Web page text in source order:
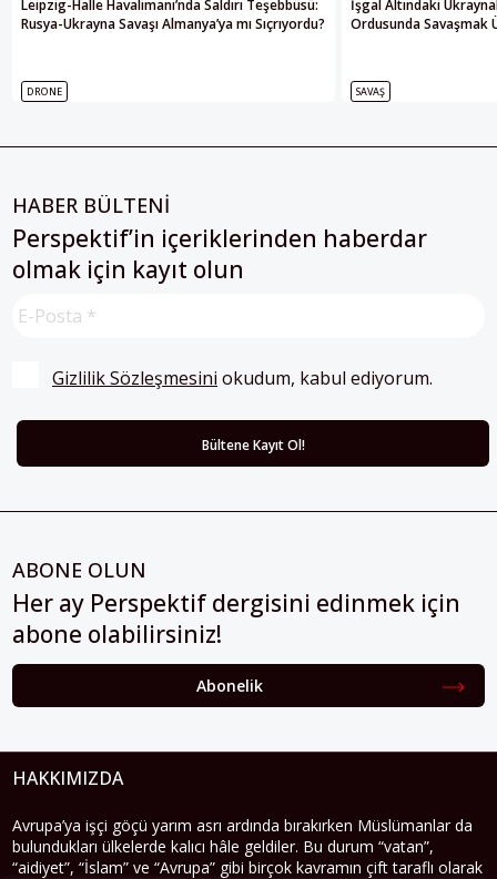
Leipzig-Halle Havalimanı’nda Saldırı Teşebbüsü:
Rusya-Ukrayna Savaşı Almanya’ya mı Sıçrıyordu?
DRONE
İşgal Altındaki
Ordusunda Savaşmak
SAVAŞ
HABER BÜLTENİ
Perspektif’in içeriklerinden haberdar
olmak için kayıt olun
Gizlilik Sözleşmesini okudum, kabul ediyorum.
ABONE OLUN
Her ay Perspektif dergisini edinmek için
abone olabilirsiniz!
Abonelik
HAKKIMIZDA
Avrupa’ya işçi göçü yarım asrı ardında bırakırken Müslümanlar da
bulundukları ülkelerde kalıcı hâle geldiler. Bu durum “vatan”,
“aidiyet”, “İslam” ve “Avrupa” gibi birçok kavramın çift taraflı olarak